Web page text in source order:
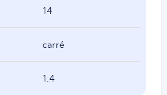
14
carré
1.4